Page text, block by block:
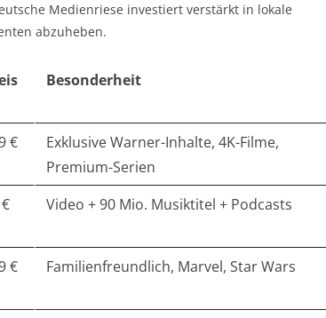
Medienriese investiert verstärkt in lokale
abzuheben.​
Besonderheit
€
Exklusive Warner-Inhalte, 4K-Filme,
Premium-Serien
Video + 90 Mio. Musiktitel + Podcasts
€ Familienfreundlich, Marvel, Star Wars